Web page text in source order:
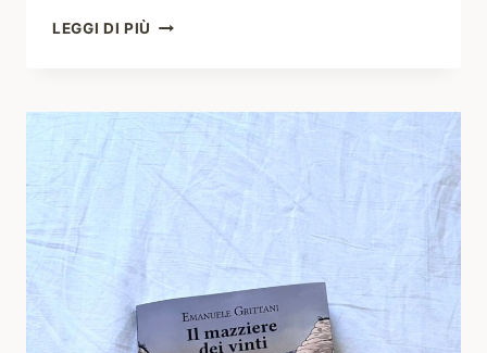
LEGGI DI PIÙ #2
NATALIA
GUERRIERI